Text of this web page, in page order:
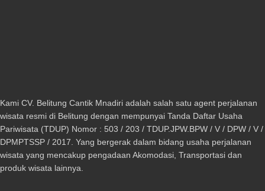
Kami CV. Belitung Cantik Mnadiri adalah salah satu agent perjalanan
wisata resmi di Belitung dengan mempunyai Tanda Daftar Usaha
Pariwisata (TDUP) Nomor : 503 / 203 / TDUP.JPW.BPW / V / DPW / V /
DPMPTSSP / 2017. Yang bergerak dalam bidang usaha perjalanan
wisata yang mencakup pengadaan Akomodasi, Transportasi dan
produk wisata lainnya.